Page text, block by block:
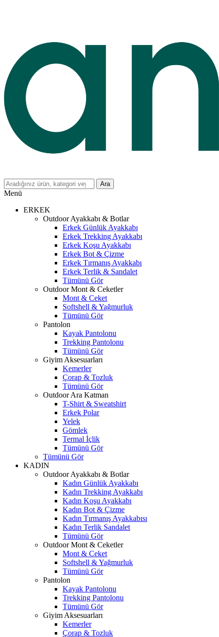
Ara
Menü
ERKEK
Outdoor Ayakkabı & Botlar
Erkek Günlük Ayakkabı
Erkek Trekking Ayakkabı
Erkek Koşu Ayakkabı
Erkek Bot & Çizme
Erkek Tırmanış Ayakkabı
Erkek Terlik & Sandalet
Tümünü Gör
Outdoor Mont & Ceketler
Mont & Ceket
Softshell & Yağmurluk
Tümünü Gör
Pantolon
Kayak Pantolonu
Trekking Pantolonu
Tümünü Gör
Giyim Aksesuarları
Kemerler
Çorap & Tozluk
Tümünü Gör
Outdoor Ara Katman
T-Shirt & Sweatshirt
Erkek Polar
Yelek
Gömlek
Termal İçlik
Tümünü Gör
Tümünü Gör
KADIN
Outdoor Ayakkabı & Botlar
Kadın Günlük Ayakkabı
Kadın Trekking Ayakkabı
Kadın Koşu Ayakkabı
Kadın Bot & Çizme
Kadın Tırmanış Ayakkabısı
Kadın Terlik Sandalet
Tümünü Gör
Outdoor Mont & Ceketler
Mont & Ceket
Softshell & Yağmurluk
Tümünü Gör
Pantolon
Kayak Pantolonu
Trekking Pantolonu
Tümünü Gör
Giyim Aksesuarları
Kemerler
Çorap & Tozluk